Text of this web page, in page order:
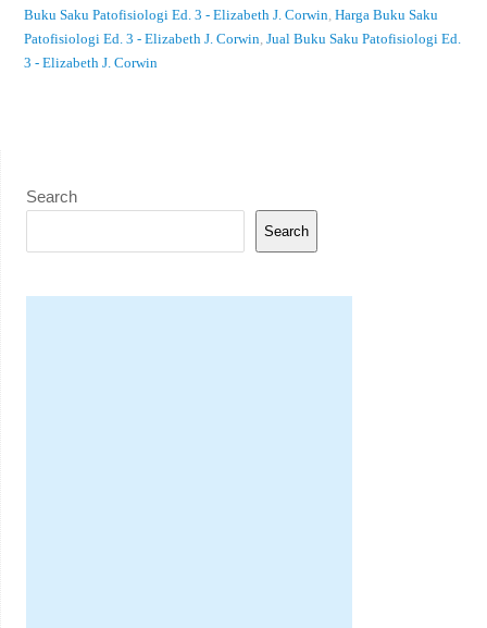
Buku Saku Patofisiologi Ed. 3 - Elizabeth J. Corwin Harga Buku Saku
Patofisiologi Ed. 3 - Elizabeth J. Corwin Jual Buku Saku Patofisiologi Ed.
3 - Elizabeth J. Corwin
Search
Search